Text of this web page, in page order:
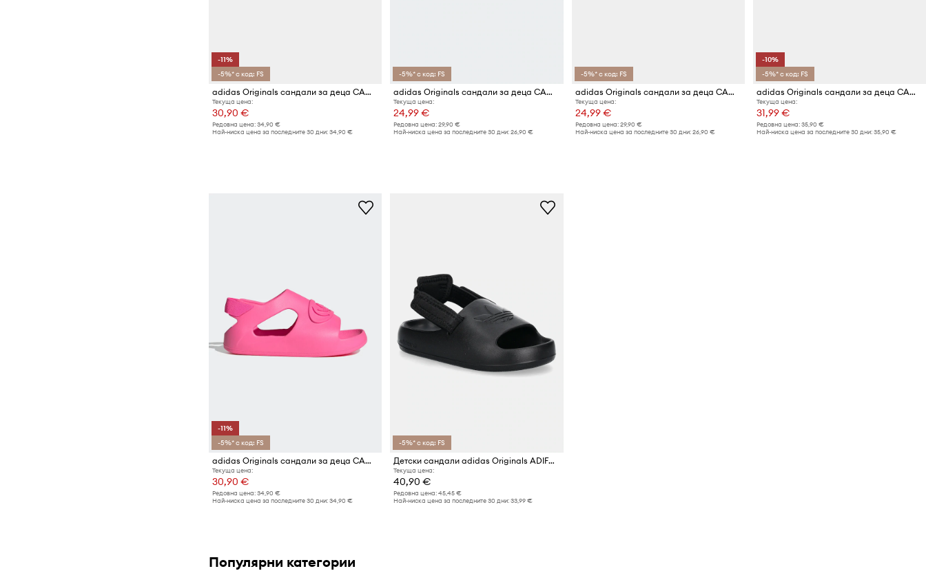
-11%
-5%* с код: FS
adidas Originals сандали за деца CAMPUS 00s FOAM SLIDE
Текуща цена:
30,90 €
Редовна цена: 34,90 €
Най-ниска цена за последните 30 дни: 34,90 €
-5%* с код: FS
adidas Originals сандали за деца CAMPUS 00s FOAM SLIDE
Текуща цена:
24,99 €
Редовна цена: 29,90 €
Най-ниска цена за последните 30 дни: 26,90 €
-5%* с код: FS
adidas Originals сандали за деца CAMPUS 00s FOAM SLIDE
Текуща цена:
24,99 €
Редовна цена: 29,90 €
Най-ниска цена за последните 30 дни: 26,90 €
-10%
-5%* с код: FS
adidas Originals сандали за деца CAMPUS 00s FOAM SLIDE
Текуща цена:
31,99 €
Редовна цена: 35,90 €
Най-ниска цена за последните 30 дни: 35,90 €
-11%
-5%* с код: FS
adidas Originals сандали за деца CAMPUS 00s FOAM SLIDE
Текуща цена:
30,90 €
Редовна цена: 34,90 €
Най-ниска цена за последните 30 дни: 34,90 €
-5%* с код: FS
Детски сандали adidas Originals ADIFOM ADILETTE
Текуща цена:
40,90 €
Редовна цена: 45,45 €
Най-ниска цена за последните 30 дни: 33,99 €
Популярни категории